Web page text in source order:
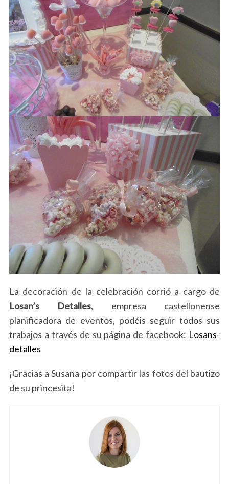
La decoración de la celebración corrió a cargo de
Losan’s Detalles, empresa castellonense
planificadora de eventos, podéis seguir todos sus
trabajos a través de su página de facebook: Losans-
detalles
¡Gracias a Susana por compartir las fotos del bautizo
de su princesita!